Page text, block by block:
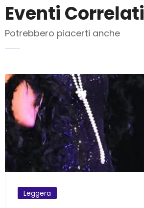
Eventi Correlati
Potrebbero piacerti anche
Leggera